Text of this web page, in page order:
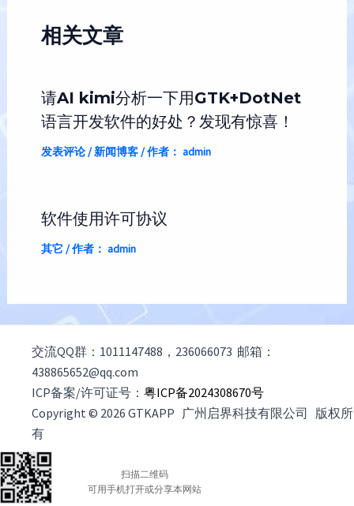
相关文章
请AI kimi分析一下用GTK+DotNet
语言开发软件的好处？发现有惊喜！
发表评论 /新闻博客/ 作者： admin
软件使用许可协议
其它 / 作者： admin
交流QQ群：1011147488，236066073 邮箱：
438865652@qq.com
ICP备案/许可证号： 粤ICP备2024308670号
Copyright © 2026 GTKAPP 广州启界科技有限公司 版权所
有
扫描二维码
可用手机打开或分享本网站